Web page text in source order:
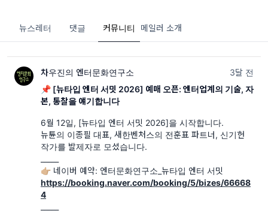
뉴스레터 댓글 커뮤니티 메일러 소개
차우진의 엔터문화연구소
3달 전
📌 [뉴타입 엔터 서밋 2026] 예매 오픈: 엔터업계의 기술, 자
본, 통찰을 얘기합니다
6월 12일, [뉴타입 엔터 서밋 2026]을 시작합니다.
뉴튠의 이종필 대표, 새한벤처스의 전훈표 파트너, 신기헌
작가를 발제자로 모셨습니다.
https://booking.naver.com/booking/5/bizes/66668
4